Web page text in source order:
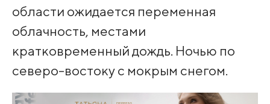
области ожидается переменная
облачность, местами
кратковременный дождь. Ночью по
северо-востоку с мокрым снегом.